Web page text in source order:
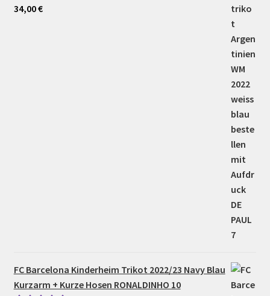
Bewertet mit
34,00€
FC Barcelona Kinderheim Trikot 2022/23 Navy Blau
Kurzarm + Kurze Hosen RONALDINHO 10